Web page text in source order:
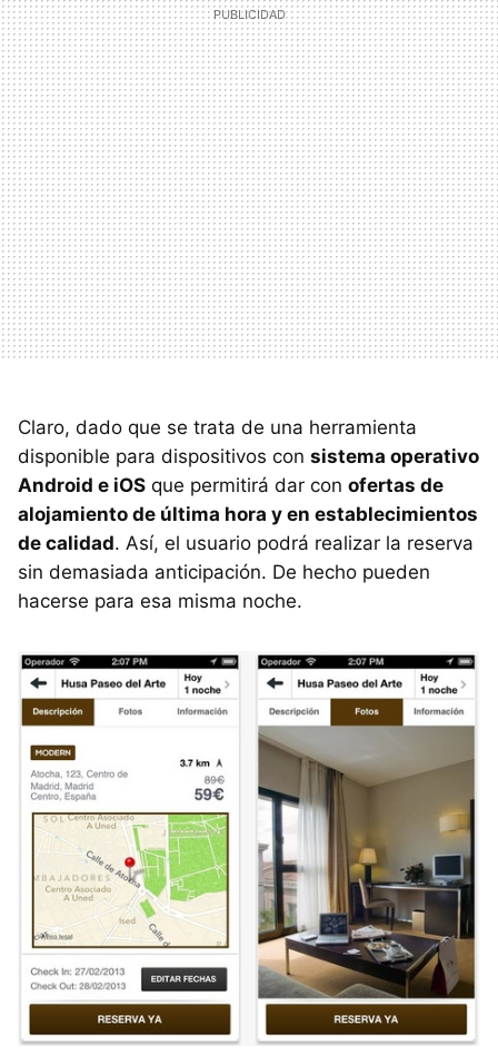
Claro, dado que se trata de una herramienta
disponible para dispositivos con sistema operativo
Android e iOS que permitirá dar con ofertas de
alojamiento de última hora y en establecimientos
de calidad. Así, el usuario podrá realizar la reserva
sin demasiada anticipación. De hecho pueden
hacerse para esa misma noche.